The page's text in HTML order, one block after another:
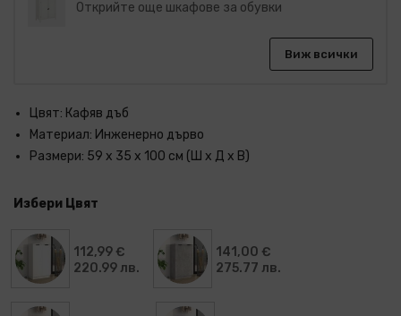
Открийте още шкафове за обувки
Виж всички
Цвят: Кафяв дъб
Материал: Инженерно дърво
Размери: 59 x 35 x 100 см (Ш x Д x В)
Избери Цвят
112,99 €
220.99 лв.
141,00 €
275.77 лв.